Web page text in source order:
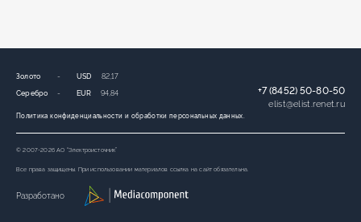
Политика конфиденциальности и обработки персональных данных.
Золото -
Серебро -
USD 82,17
EUR 94,84 +7 (8452) 50-80-50
elist@elist.renet.ru
© 2007-2026 АО “Электроисточник”
Все права защищены. При использовании материалов ссылка на сайт обязательна.
Разработано